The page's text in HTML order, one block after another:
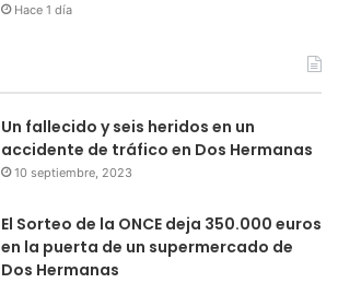
Hace 1 día
Un fallecido y seis heridos en un
accidente de tráfico en Dos Hermanas
10 septiembre, 2023
El Sorteo de la ONCE deja 350.000 euros
en la puerta de un supermercado de
Dos Hermanas